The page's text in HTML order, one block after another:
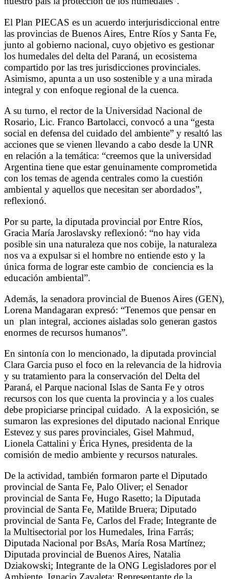
El Plan PIECAS es un acuerdo interjurisdiccional entre
las provincias de Buenos Aires, Entre Ríos y Santa Fe,
junto al gobierno nacional, cuyo objetivo es gestionar
los humedales del delta del Paraná, un ecosistema
compartido por las tres jurisdicciones provinciales.
Asimismo, apunta a un uso sostenible y a una mirada
integral y con enfoque regional de la cuenca.
A su turno, el rector de la Universidad Nacional de
Rosario, Lic. Franco Bartolacci, convocó a una “gesta
social en defensa del cuidado del ambiente” y resaltó las
acciones que se vienen llevando a cabo desde la UNR
en relación a la temática: “creemos que la universidad
Argentina tiene que estar genuinamente comprometida
con los temas de agenda centrales como la cuestión
ambiental y aquellos que necesitan ser abordados”,
reflexionó.
Por su parte, la diputada provincial por Entre Ríos,
Gracia María Jaroslavsky reflexionó: “no hay vida
posible sin una naturaleza que nos cobije, la naturaleza
nos va a expulsar si el hombre no entiende esto y la
única forma de lograr este cambio de conciencia es la
educación ambiental”.
Además, la senadora provincial de Buenos Aires (GEN),
Lorena Mandagaran expresó: “Tenemos que pensar en
un plan integral, acciones aisladas solo generan gastos
enormes de recursos humanos”.
En sintonía con lo mencionado, la diputada provincial
Clara Garcia puso el foco en la relevancia de la hidrovia
y su tratamiento para la conservación del Delta del
Paraná, el Parque nacional Islas de Santa Fe y otros
recursos con los que cuenta la provincia y a los cuales
debe propiciarse principal cuidado. A la exposición, se
sumaron las expresiones del diputado nacional Enrique
Estevez y sus pares provinciales, Gisel Mahmud,
Lionela Cattalini y Érica Hynes, presidenta de la
comisión de medio ambiente y recursos naturales.
De la actividad, también formaron parte el Diputado
provincial de Santa Fe, Palo Oliver; el Senador
provincial de Santa Fe, Hugo Rasetto; la Diputada
provincial de Santa Fe, Matilde Bruera; Diputado
provincial de Santa Fe, Carlos del Frade; Integrante de
la Multisectorial por los Humedales, Irina Farrás;
Diputada Nacional por BsAs, María Rosa Martínez;
Diputada provincial de Buenos Aires, Natalia
Dziakowski; Integrante de la ONG Legisladores por el